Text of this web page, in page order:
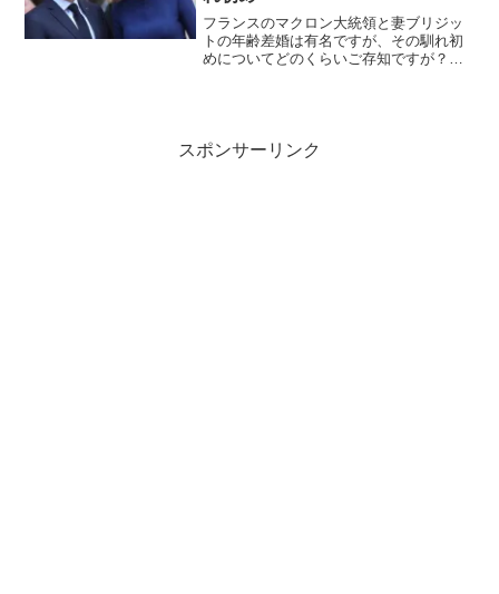
フランスのマクロン大統領と妻ブリジッ
トの年齢差婚は有名ですが、その馴れ初
めについてどのくらいご存知ですが？
スポンサーリンク